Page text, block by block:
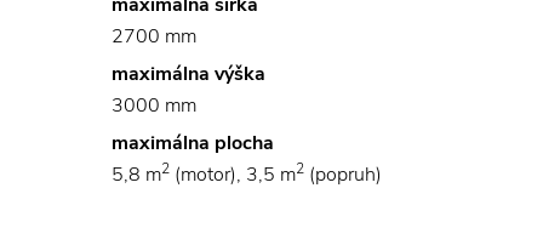
maximálna šírka
2700 mm
maximálna výška
3000 mm
maximálna plocha
5,8 m2 (motor), 3,5 m2 (popruh)